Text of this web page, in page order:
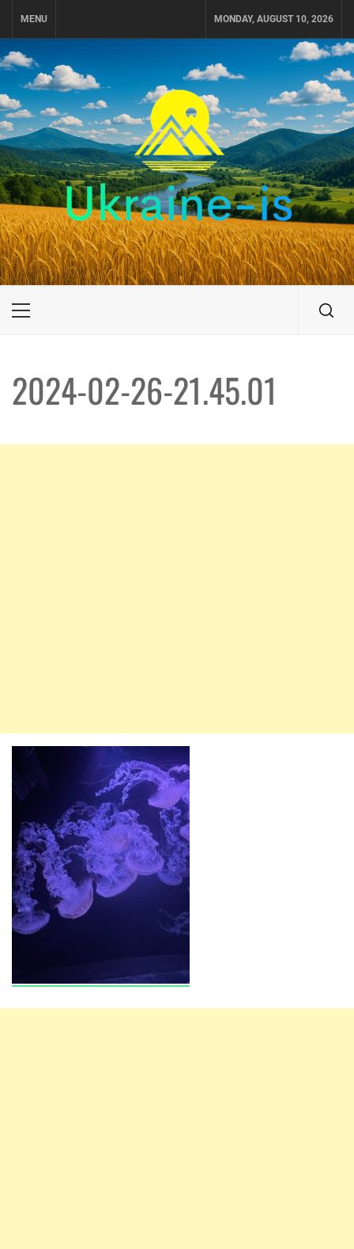
MENU MONDAY, AUGUST 10, 2026
UKRAINE-IS
ПОДОРОЖI ПО УКРАЇНІ
Primary
2024-02-26-21.45.01